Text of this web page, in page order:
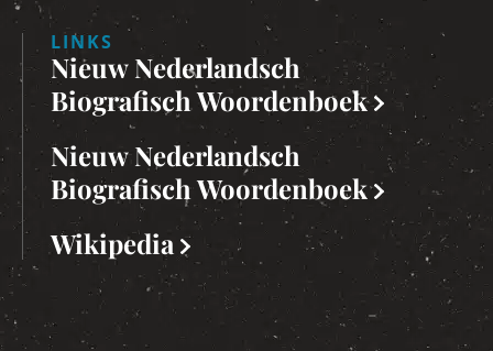
LINKS
Nieuw Nederlandsch
Biografisch Woordenboek
Nieuw Nederlandsch
Biografisch Woordenboek
Wikipedia